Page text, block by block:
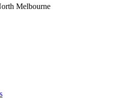
Melbourne